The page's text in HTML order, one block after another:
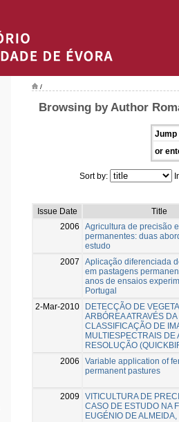
/
Browsing by Author
Jump
or
Sort by:
Issue Date
Title
2006
Agricultura de precisão
permanentes: duas
estudo
2007
Aplicação diferenciada
em pastagens
anos de ensaios
Portugal
2-Mar-2010
DETECÇÃO DE
ARBÓREA ATRAVÉS DA
CLASSIFICAÇÃO DE
MULTIESPECTRAIS DE
RESOLUÇÃO
2006
Variable application of
permanent pastures
2009
VITICULTURA DE
CASO DE ESTUDO NA
EUGÉNIO DE